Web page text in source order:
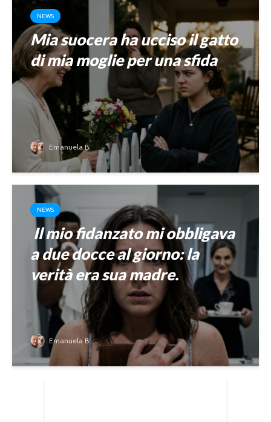
NEWS
Mia suocera ha ucciso il gatto
di mia moglie per una sfida
Emanuela B.
NEWS
Il mio fidanzato mi obbligava
a due docce al giorno: la
verità era sua madre.
Emanuela B.